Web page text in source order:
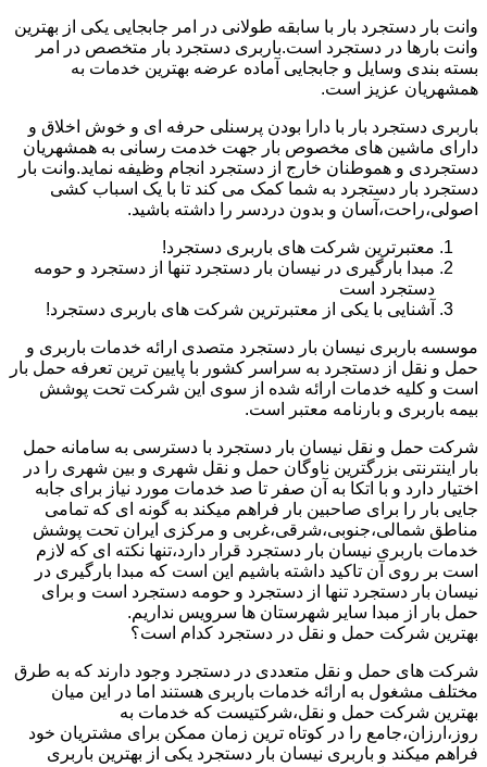
وانت بار دستجرد بار با سابقه طولانی در امر جابجایی یکی از بهترین
وانت بارها در دستجرد است.باربری دستجرد بار متخصص در امر
بسته بندی وسایل و جابجایی آماده عرضه بهترین خدمات به
همشهریان عزیز است.
باربری دستجرد بار با دارا بودن پرسنلی حرفه ای و خوش اخلاق و
دارای ماشین های مخصوص بار جهت خدمت رسانی به همشهریان
دستجردی و هموطنان خارج از دستجرد انجام وظیفه نماید.وانت بار
دستجرد بار دستجرد به شما کمک می کند تا با یک اسباب کشی
اصولی،راحت،آسان و بدون دردسر را داشته باشید.
معتبرترین شرکت های باربری دستجرد!
مبدا بارگیری در نیسان بار دستجرد تنها از دستجرد و حومه
دستجرد است
آشنایی با یکی از معتبرترین شرکت های باربری دستجرد!
موسسه باربری نیسان بار دستجرد متصدی ارائه خدمات باربری و
حمل و نقل از دستجرد به سراسر کشور با پایین ترین تعرفه حمل بار
است و کلیه خدمات ارائه شده از سوی این شرکت تحت پوشش
بیمه باربری و بارنامه معتبر است.
شرکت حمل و نقل نیسان بار دستجرد با دسترسی به سامانه حمل
بار اینترنتی بزرگترین ناوگان حمل و نقل شهری و بین شهری را در
اختیار دارد و با اتکا به آن صفر تا صد خدمات مورد نیاز برای جابه
جایی بار را برای صاحبین بار فراهم میکند به گونه ای که تمامی
مناطق شمالی،جنوبی،شرقی،غربی و مرکزی ایران تحت پوشش
خدمات باربری نیسان بار دستجرد قرار دارد،تنها نکته ای که لازم
است بر روی آن تاکید داشته باشیم این است که مبدا بارگیری در
نیسان بار دستجرد تنها از دستجرد و حومه دستجرد است و برای
حمل بار از مبدا سایر شهرستان ها سرویس نداریم.
بهترین شرکت حمل و نقل در دستجرد کدام است؟
شرکت های حمل و نقل متعددی در دستجرد وجود دارند که به طرق
مختلف مشغول به ارائه خدمات باربری هستند اما در این میان
بهترین شرکت حمل و نقل،شرکتیست که خدمات به
روز،ارزان،جامع را در کوتاه ترین زمان ممکن برای مشتریان خود
فراهم میکند و باربری نیسان بار دستجرد یکی از بهترین باربری